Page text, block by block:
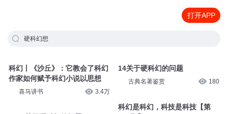
打开APP
硬科幻想
科幻丨《沙丘》：它教会了科幻
作家如何赋予科幻小说以思想
喜马讲书 3.4万
14关于硬科幻的问题
古典名著鉴赏 180
科幻是科幻，科技是科技【第